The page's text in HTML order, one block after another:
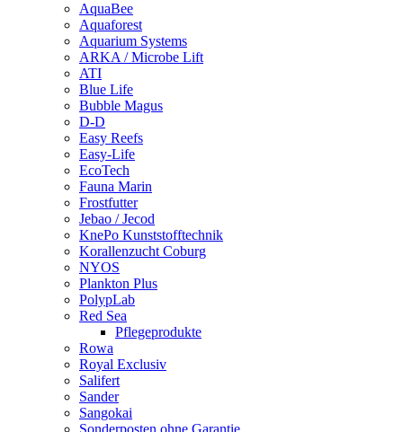
AquaBee
Aquaforest
Aquarium Systems
ARKA / Microbe Lift
ATI
Blue Life
Bubble Magus
D-D
Easy Reefs
Easy-Life
EcoTech
Fauna Marin
Frostfutter
Jebao / Jecod
KnePo Kunststofftechnik
Korallenzucht Coburg
NYOS
Plankton Plus
PolypLab
Red Sea
Pflegeprodukte
Rowa
Royal Exclusiv
Salifert
Sander
Sangokai
Sonderposten ohne Garantie